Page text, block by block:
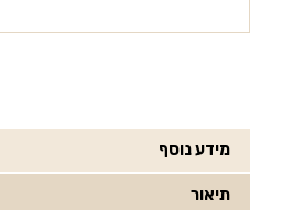
מידע נוסף
תיאור